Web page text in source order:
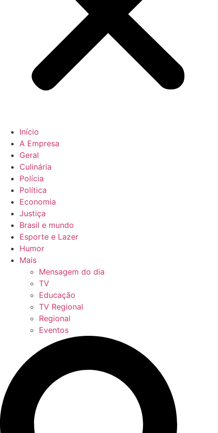
Início
A Empresa
Geral
Culinária
Polícia
Política
Economia
Justiça
Brasil e mundo
Esporte e Lazer
Humor
Mais
Mensagem do dia
TV
Educação
TV Regional
Regional
Eventos